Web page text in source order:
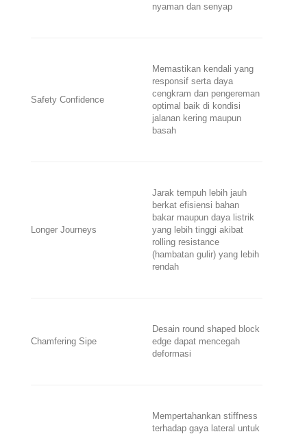
nyaman dan senyap
Safety Confidence
Memastikan kendali yang
responsif serta daya
cengkram dan pengereman
optimal baik di kondisi
jalanan kering maupun
basah
Longer Journeys
Jarak tempuh lebih jauh
berkat efisiensi bahan
bakar maupun daya listrik
yang lebih tinggi akibat
rolling resistance
(hambatan gulir) yang lebih
rendah
Chamfering Sipe
Desain round shaped block
edge dapat mencegah
deformasi
Mempertahankan stiffness
terhadap gaya lateral untuk